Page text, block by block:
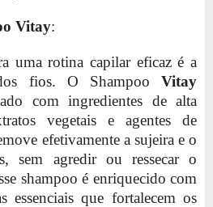
Vitay:
uma rotina capilar eficaz é a
fios. O Shampoo Vitay
com ingredientes de alta
vegetais e agentes de
efetivamente a sujeira e o
sem agredir ou ressecar o
shampoo é enriquecido com
essenciais que fortalecem os